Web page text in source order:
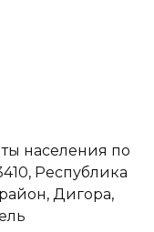
населения по
Республика
Дигора,